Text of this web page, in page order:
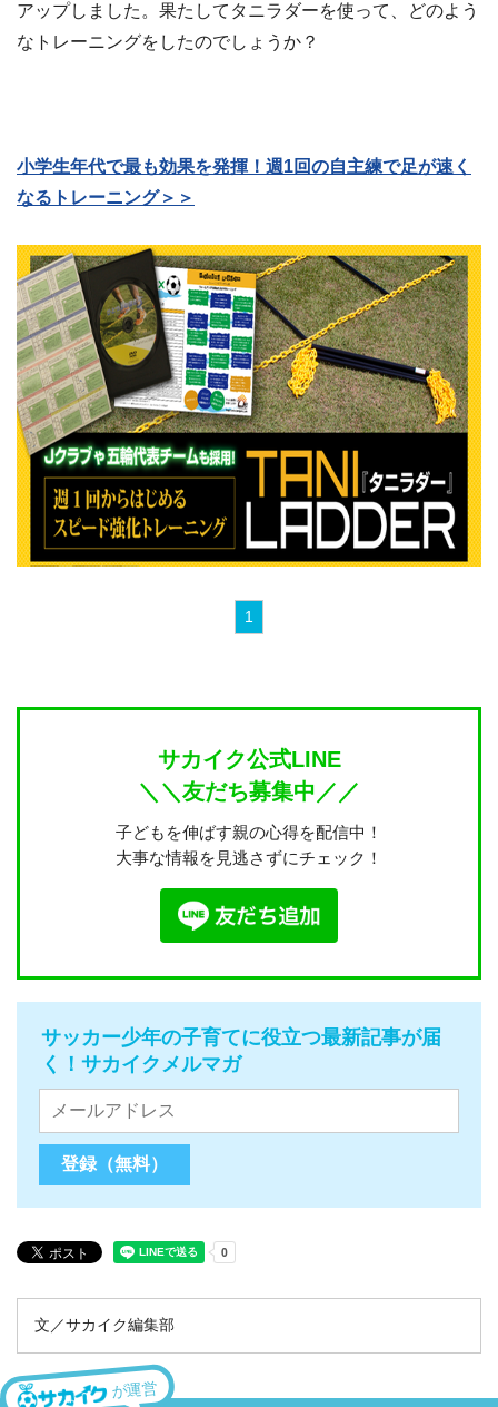
アップしました。果たしてタニラダーを使って、どのよう
なトレーニングをしたのでしょうか？
小学生年代で最も効果を発揮！週1回の自主練で足が速く
なるトレーニング＞＞
1
サカイク公式LINE
＼＼友だち募集中／／
子どもを伸ばす親の心得を配信中！
大事な情報を見逃さずにチェック！
サッカー少年の子育てに役立つ最新記事が届
く！サカイクメルマガ
文／サカイク編集部
が運営